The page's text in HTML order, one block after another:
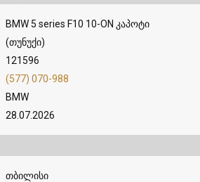
BMW 5 series F10 10-ON კაპოტი
(თუნუქი)
121596
(577) 070-988
BMW
28.07.2026
თბილისი